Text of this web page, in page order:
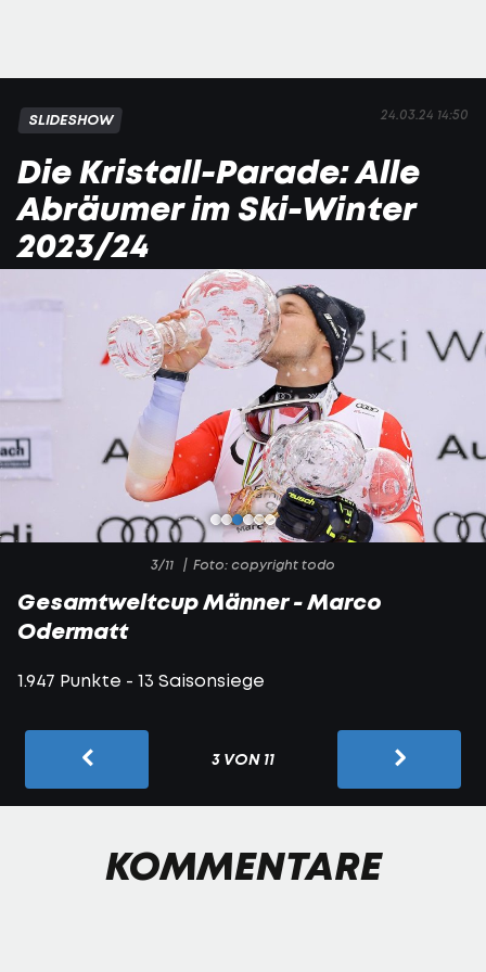
24.03.24 14:50
SLIDESHOW
Die Kristall-Parade: Alle
Abräumer im Ski-Winter
2023/24
3/11 Foto: copyright todo
Gesamtweltcup Männer - Marco
Odermatt
1.947 Punkte - 13 Saisonsiege
3 VON 11
KOMMENTARE